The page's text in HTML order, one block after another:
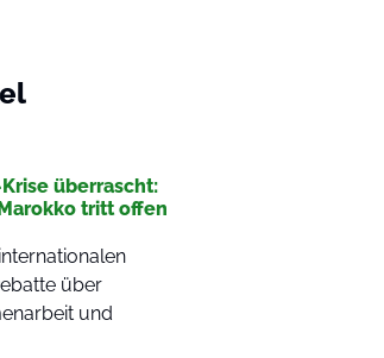
überrascht:
tritt offen
über
und